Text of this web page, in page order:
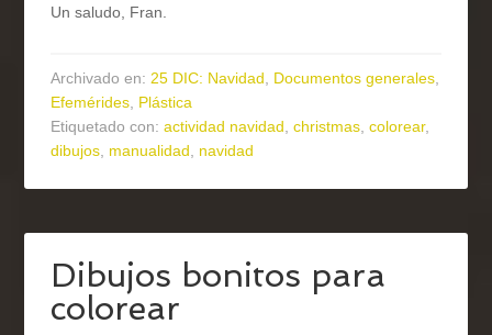
Un saludo, Fran.
Archivado en:25 DIC: Navidad, Documentos generales,
Efemérides, Plástica
Etiquetado con:actividad navidad,christmas,colorear,
dibujos, manualidad, navidad
Dibujos bonitos para
colorear